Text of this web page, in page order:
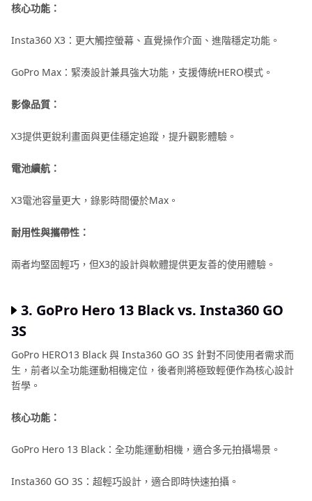
核心功能：
Insta360 X3：更大觸控螢幕、直覺操作介面、進階穩定功能。
GoPro Max：緊湊設計兼具強大功能，支援傳統HERO模式。
影像品質：
X3提供更銳利畫面與更佳穩定追蹤，提升觀影體驗。
電池續航：
X3電池容量更大，錄影時間優於Max。
耐用性與攜帶性：
兩者均堅固輕巧，但X3的設計與軟體提供更友善的使用體驗。
3. GoPro Hero 13 Black vs. Insta360 GO
3S
GoPro HERO13 Black 與 Insta360 GO 3S 針對不同使用者需求而
生，前者以全功能運動相機定位，後者則將極致輕便作為核心設計
哲學。
核心功能：
GoPro Hero 13 Black：全功能運動相機，適合多元拍攝場景。
Insta360 GO 3S：超輕巧設計，適合即時快速拍攝。